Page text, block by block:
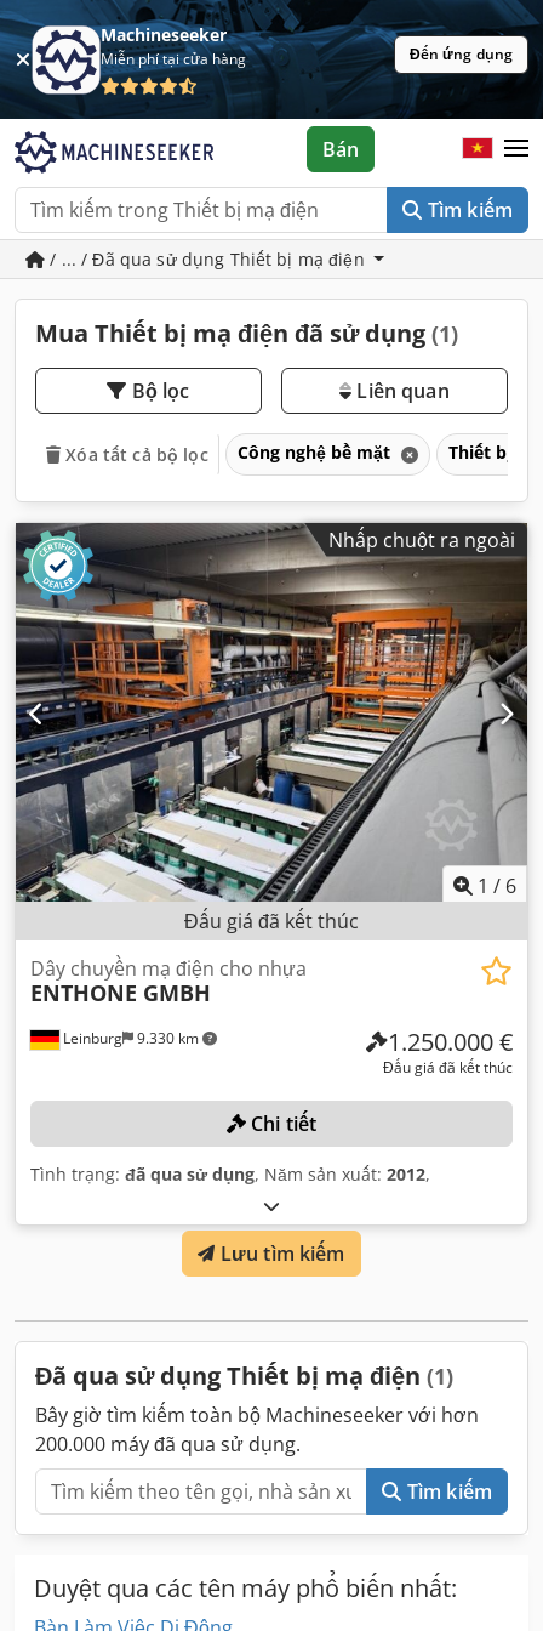
Machineseeker
Miễn phí tại cửa hàng Đến ứng dụng
Tìm kiếm
Bán
/ ... / Đã qua sử dụng Thiết bị mạ điện
Mua Thiết bị mạ điện đã sử dụng (1)
Bộ lọc Liên quan
Xóa tất cả bộ lọc Công nghệ bề mặt Thiết bị
Nhấp chuột ra ngoài
1 / 6
Đấu giá đã kết thúc
Leinburg 9.330 km
Dây chuyền mạ điện cho nhựa
ENTHONE GMBH
1.250.000 €
Đấu giá đã kết thúc
Chi tiết
Tình trạng: đã qua sử dụng, Năm sản xuất: 2012,
Lưu tìm kiếm
Đã qua sử dụng Thiết bị mạ điện (1)
Bây giờ tìm kiếm toàn bộ Machineseeker với hơn
200.000 máy đã qua sử dụng.
Tìm kiếm
Duyệt qua các tên máy phổ biến nhất: